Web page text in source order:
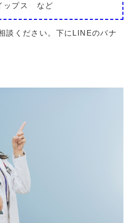
ップス など
談ください。下にLINEのバナ